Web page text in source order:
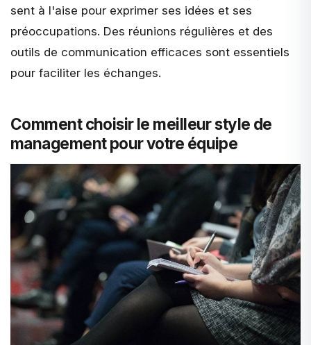
sent à l'aise pour exprimer ses idées et ses
préoccupations. Des réunions régulières et des
outils de communication efficaces sont essentiels
pour faciliter les échanges.
Comment choisir le meilleur style de
management pour votre équipe